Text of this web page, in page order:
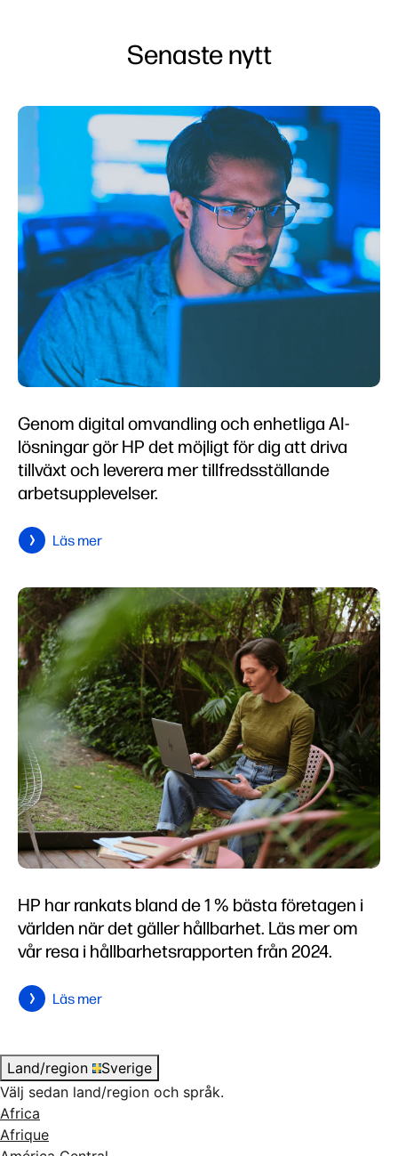
Senaste nytt
Genom digital omvandling och enhetliga AI-
lösningar gör HP det möjligt för dig att driva
tillväxt och leverera mer tillfredsställande
arbetsupplevelser.
Läs mer
HP har rankats bland de 1 % bästa företagen i
världen när det gäller hållbarhet. Läs mer om
vår resa i hållbarhetsrapporten från 2024.
Läs mer
Land/region
Sverige
Välj sedan land/region och språk.
Africa
Afrique